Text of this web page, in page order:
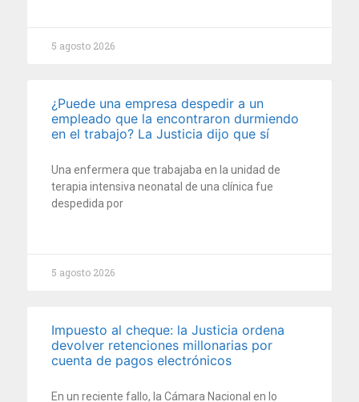
5 agosto 2026
¿Puede una empresa despedir a un
empleado que la encontraron durmiendo
en el trabajo? La Justicia dijo que sí
Una enfermera que trabajaba en la unidad de
terapia intensiva neonatal de una clínica fue
despedida por
5 agosto 2026
Impuesto al cheque: la Justicia ordena
devolver retenciones millonarias por
cuenta de pagos electrónicos
En un reciente fallo, la Cámara Nacional en lo